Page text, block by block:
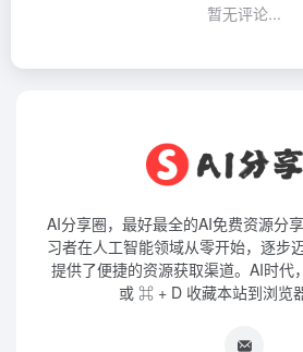
暂无评论...
AI分享圈，最好最全的AI免费资源分
习者在人工智能领域从零开始，逐步
提供了便捷的资源获取渠道。AI时代
或 ⌘ + D 收藏本站到浏览